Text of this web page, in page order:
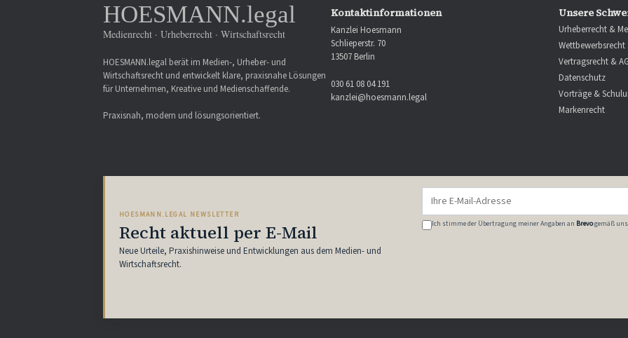
HOESMANN.legal
Medienrecht · Urheberrecht · Wirtschaftsrecht
HOESMANN.legal berät im Medien-, Urheber- und
Wirtschaftsrecht und entwickelt klare, praxisnahe Lösungen
für Unternehmen, Kreative und Medienschaffende.
Praxisnah, modern und lösungsorientiert.
Kontaktinformationen
Kanzlei Hoesmann
Schlieperstr. 70
13507 Berlin
030 61 08 04 191
kanzlei@hoesmann.legal
Unsere
Urheberrecht &
Wettbewerbsrecht
Vertragsrecht &
Datenschutz
Vorträge &
Markenrecht
HOESMANN.LEGAL NEWSLETTER
Recht aktuell per E-Mail
Neue Urteile, Praxishinweise und Entwicklungen aus dem Medien- und
Wirtschaftsrecht.
Ich stimme der Übertragung meiner Angaben an Brevogemäß